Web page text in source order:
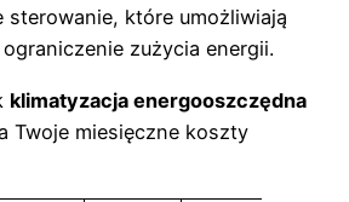
sterowanie, które umożliwiają
zużycia energii.
klimatyzacja energooszczędna
Twoje miesięczne koszty